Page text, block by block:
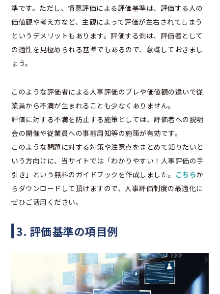
準です。ただし、情意評価による評価基準は、評価する人の
価値観や考え方など、主観によって評価が左右されてしまう
というデメリットもあります。評価する側は、評価者として
の適性を見極められる基準でもあるので、意識しておきまし
ょう。
このような評価者による人事評価のブレや価値観の違いで従
業員から不満が生まれることも少なくありません。
評価に対する不満を防止する施策としては、評価者への説明
会の開催や従業員への事前周知等の施策が有効です。
このような問題に対する対策や注意点をまとめて知りたいと
いう方向けに、当サイトでは「わかりやすい！人事評価の手
引き」という無料のガイドブックを作成しました。 こちらか
らダウンロードして頂けますので、人事評価制度の最適化に
ぜひご活用ください。
3. 評価基準の項目例